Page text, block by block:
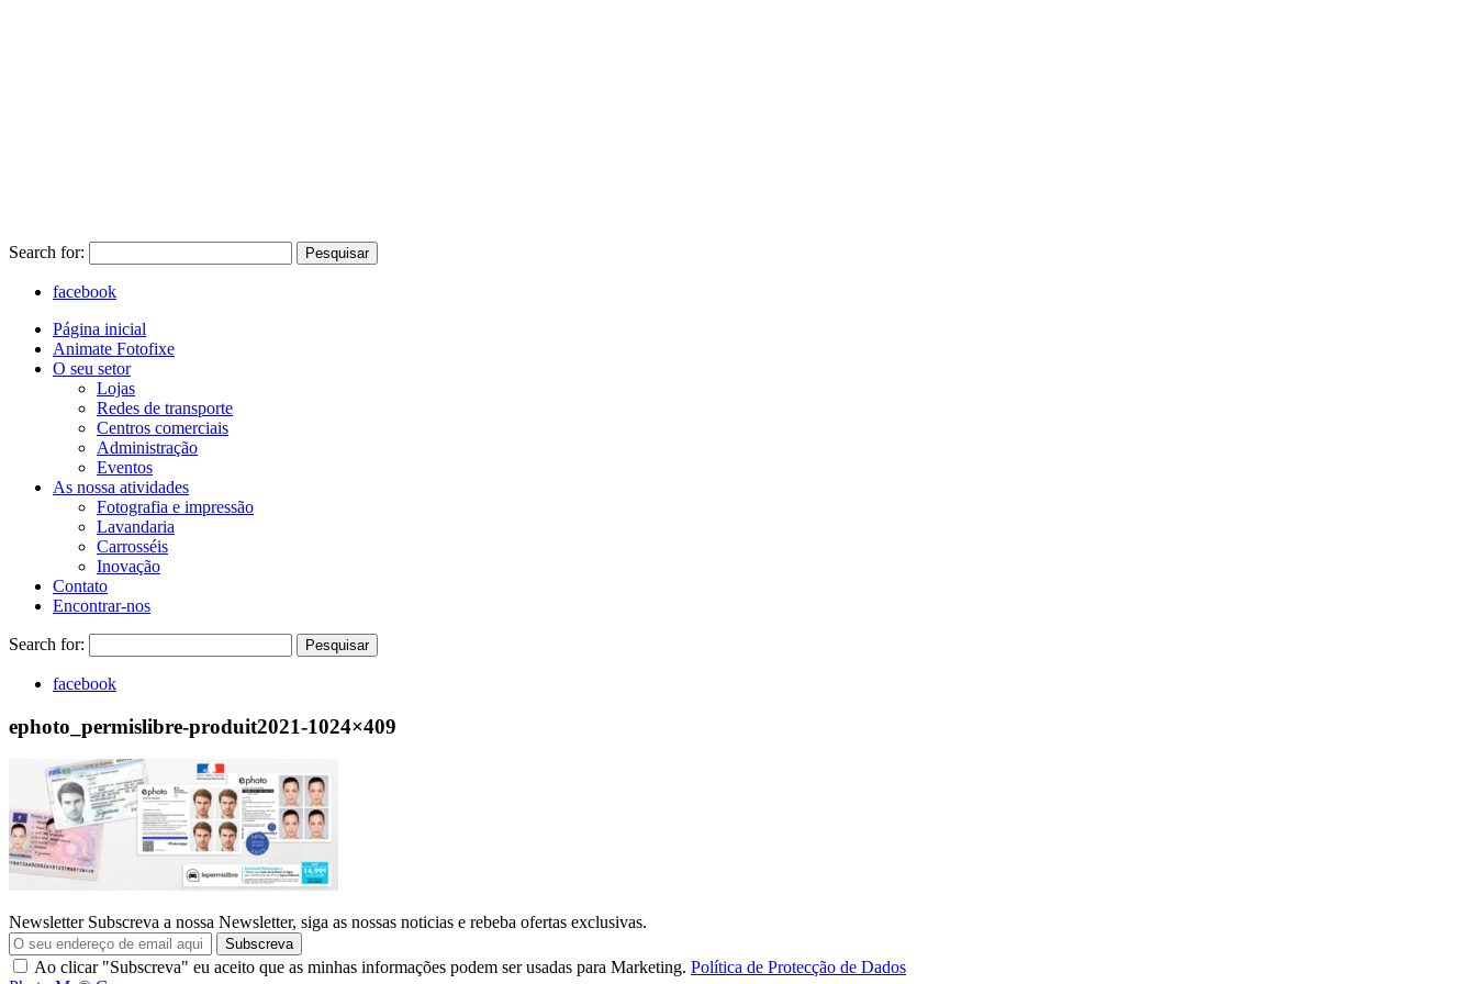
Search for: Pesquisar
facebook
Página inicial
Animate Fotofixe
O seu setor
Lojas
Redes de transporte
Centros comerciais
Administração
Eventos
As nossa atividades
Fotografia e impressão
Lavandaria
Carrosséis
Inovação
Contato
Encontrar-nos
Search for: Pesquisar
facebook
ephoto_permislibre-produit2021-1024×409
Newsletter Subscreva a nossa Newsletter, siga as nossas noticias e rebeba ofertas exclusivas.
Subscreva
Ao clicar "Subscreva" eu aceito que as minhas informações podem ser usadas para Marketing. Política de Protecção de Dados